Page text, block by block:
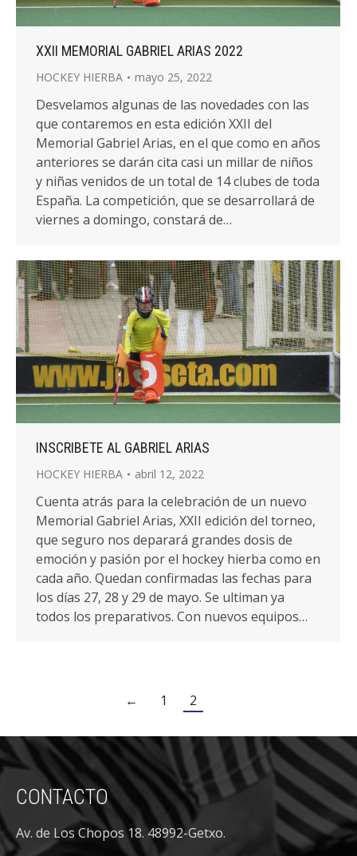
XXII MEMORIAL GABRIEL ARIAS 2022
HOCKEY HIERBA mayo 25, 2022
Desvelamos algunas de las novedades con las
que contaremos en esta edición XXII del
Memorial Gabriel Arias, en el que como en años
anteriores se darán cita casi un millar de niños
y niñas venidos de un total de 14 clubes de toda
España. La competición, que se desarrollará de
viernes a domingo, constará de…
INSCRIBETE AL GABRIEL ARIAS
HOCKEY HIERBA abril 12, 2022
Cuenta atrás para la celebración de un nuevo
Memorial Gabriel Arias, XXII edición del torneo,
que seguro nos deparará grandes dosis de
emoción y pasión por el hockey hierba como en
cada año. Quedan confirmadas las fechas para
los días 27, 28 y 29 de mayo. Se ultiman ya
todos los preparativos. Con nuevos equipos…
← 1 2
CONTACTO
Av. de Los Chopos 18. 48992-Getxo.